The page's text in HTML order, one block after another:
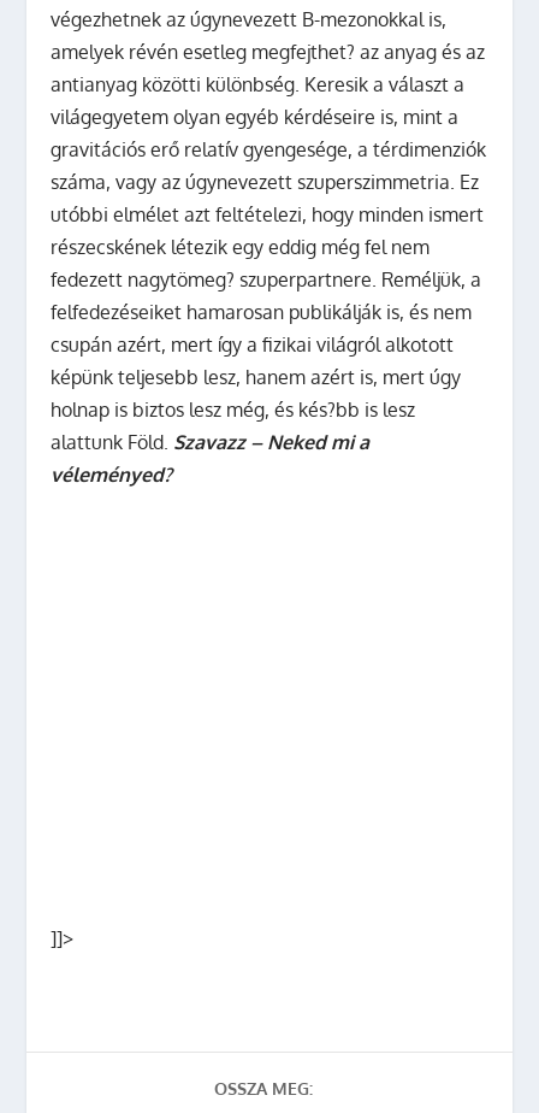
végezhetnek az úgynevezett B-mezonokkal is,
amelyek révén esetleg megfejthet? az anyag és az
antianyag közötti különbség. Keresik a választ a
világegyetem olyan egyéb kérdéseire is, mint a
gravitációs erő relatív gyengesége, a térdimenziók
száma, vagy az úgynevezett szuperszimmetria. Ez
utóbbi elmélet azt feltételezi, hogy minden ismert
részecskének létezik egy eddig még fel nem
fedezett nagytömeg? szuperpartnere. Reméljük, a
felfedezéseiket hamarosan publikálják is, és nem
csupán azért, mert így a fizikai világról alkotott
képünk teljesebb lesz, hanem azért is, mert úgy
holnap is biztos lesz még, és kés?bb is lesz
alattunk Föld. Szavazz – Neked mi a
véleményed?
]]>
OSSZA MEG: